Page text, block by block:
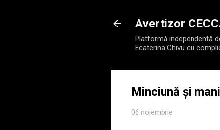
Avertizor
Platformă independentă
Ecaterina Chivu cu
Minciună și
06 noiembrie